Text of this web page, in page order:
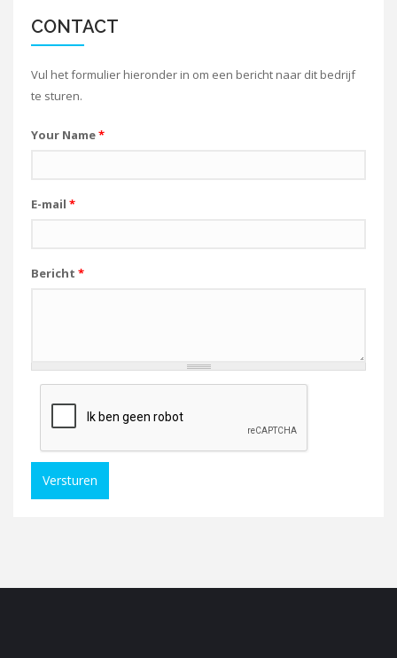
CONTACT
Vul het formulier hieronder in om een bericht naar dit bedrijf
te sturen.
Your Name*
E-mail *
Bericht *
Versturen